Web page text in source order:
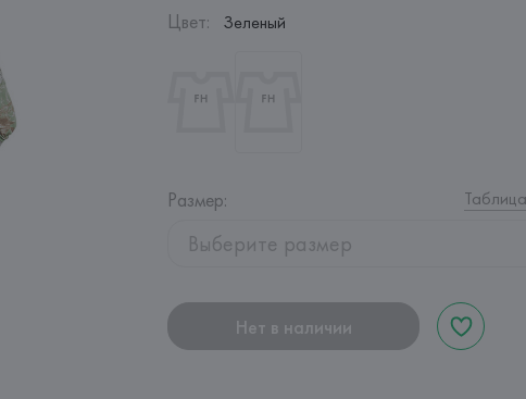
Цвет: Зеленый
Размер:
Выберите размер
Нет в наличии